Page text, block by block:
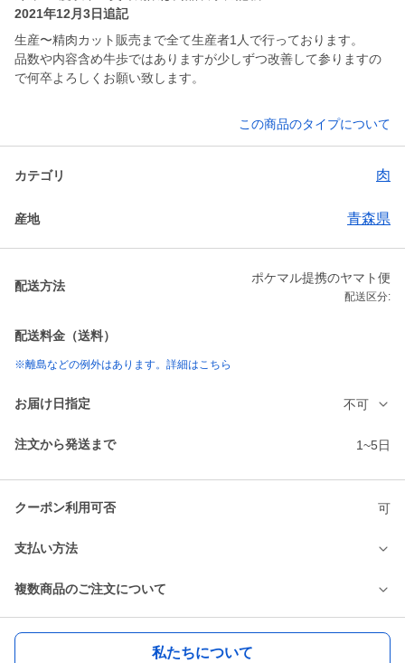
2021年12月3日追記
生産〜精肉カット販売まで全て生産者1人で行っております。
品数や内容含め牛歩ではありますが少しずつ改善して参りますの
で何卒よろしくお願い致します。
この商品のタイプについて
カテゴリ 肉
産地 青森県
配送方法
ポケマル提携のヤマト便
配送区分:
配送料金（送料）
※離島などの例外はあります。詳細はこちら
お届け日指定 不可
注文から発送まで 1~5日
クーポン利用可否 可
支払い方法
複数商品のご注文について
私たちについて